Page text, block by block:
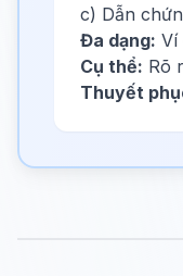
c) Dẫn
Đa dạng: Ví
Cụ thể: Rõ
Thuyết